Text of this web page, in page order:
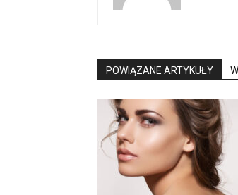
POWIĄZANE ARTYKUŁY